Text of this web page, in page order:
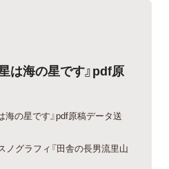
は海の星です』pdf原
海の星です』pdf原稿データ送
ノグラフィ『田舎の長男流里山